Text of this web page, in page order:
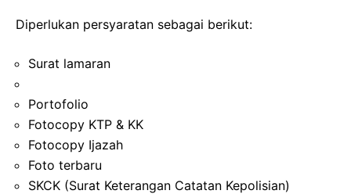
Diperlukan persyaratan sebagai berikut:
Surat lamaran
Portofolio
Fotocopy KTP & KK
Fotocopy Ijazah
Foto terbaru
SKCK (Surat Keterangan Catatan Kepolisian)